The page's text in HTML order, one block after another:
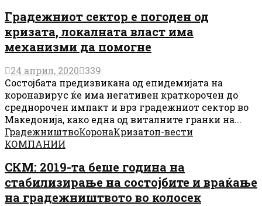
Градежниот сектор е погоден од
кризата, локалната власт има
механизми да помогне
24 април, 2020 339
Состојбата предизвикaнa од епидемијата на
коронавирус ќе има негативен краткорочен до
среднорочен импакт и врз градежниот сектор во
Македонија, како една од виталните гранки на...
ГрадежништвоКоронаКризатоп-вести
КОМПАНИИ
СКМ: 2019-та беше година на
стабилизирање на состојбите и враќање
на градежништвото во колосек